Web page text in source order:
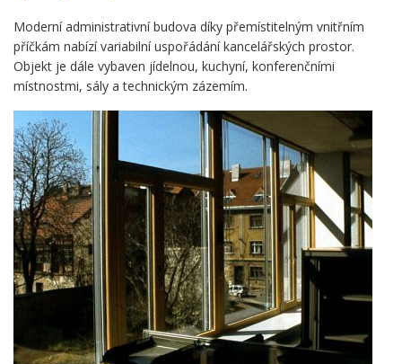
Moderní administrativní budova díky přemístitelným vnitřním
příčkám nabízí variabilní uspořádání kancelářských prostor.
Objekt je dále vybaven jídelnou, kuchyní, konferenčními
místnostmi, sály a technickým zázemím.